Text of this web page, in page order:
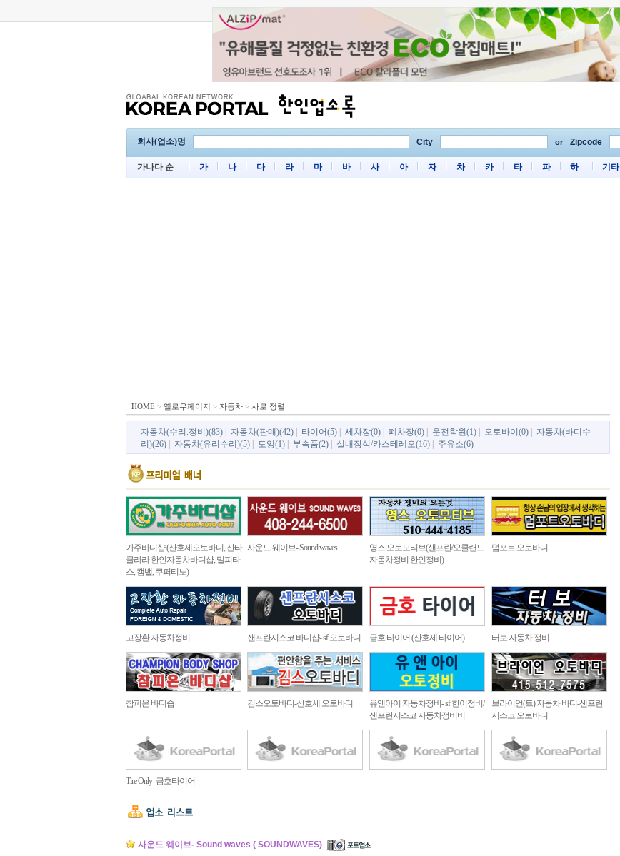
회사(업소)명 City or Zipcode
가나다 순 가 나 다 라 마 바 사 아 자 차 카 타 파 하 기타
HOME > 옐로우페이지 > 자동차 > 사로 정렬
자동차(수리.정비)(83) 자동차(판매)(42) 타이어(5) 세차장(0) 폐차장(0) 운전학원(1) 오토바이(0)
자동차(바디수
리)(26)
자동차(유리수리)(5) 토잉(1) 부속품(2) 실내장식/카스테레오(16) 주유소(6)
가주바디샵 (산호세오토바디, 산타
클라라 한인자동차바디샵, 밀피타
스, 캠밸, 쿠퍼티노)
사운드 웨이브- Sound waves
영스 오토모티브(샌프란/오클랜드
자동차정비 한인정비)
덤포트 오토바디
고장환 자동차정비 샌프란시스코 바디샵- sf 오토바디 금호 타이어 (산호세 타이어) 터보 자동차 정비
참피온 바디숍 김스오토바디-산호세 오토바디
유앤아이 자동차정비- sf 한이정비/
샌프란시스코 자동차정비비
브라이언(트) 자동차 바디-샌프란
시스코 오토바디
Tire Only -금호타이어
사운드 웨이브- Sound waves ( SOUNDWAVES)